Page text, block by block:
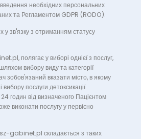
необхідних персональних
та Регламентом GDPR (RODO).
зв'язку з отриманням статусу
полягає у виборі однієї з послуг,
вибору виду та категорії
зобов'язаний вказати місто, в якому
послуги детоксикації
годин від визначеного Пацієнтом
виконати послугу у первісно
gabinet.pl складається з таких